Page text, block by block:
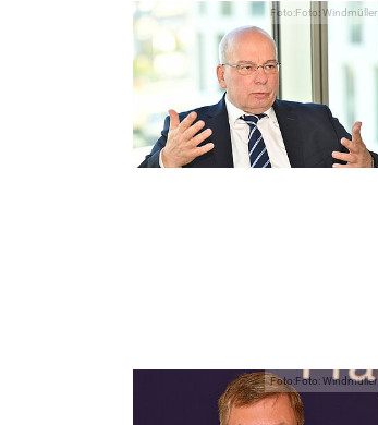
Foto:Foto: Windmüller
Foto:Foto: Windmüller